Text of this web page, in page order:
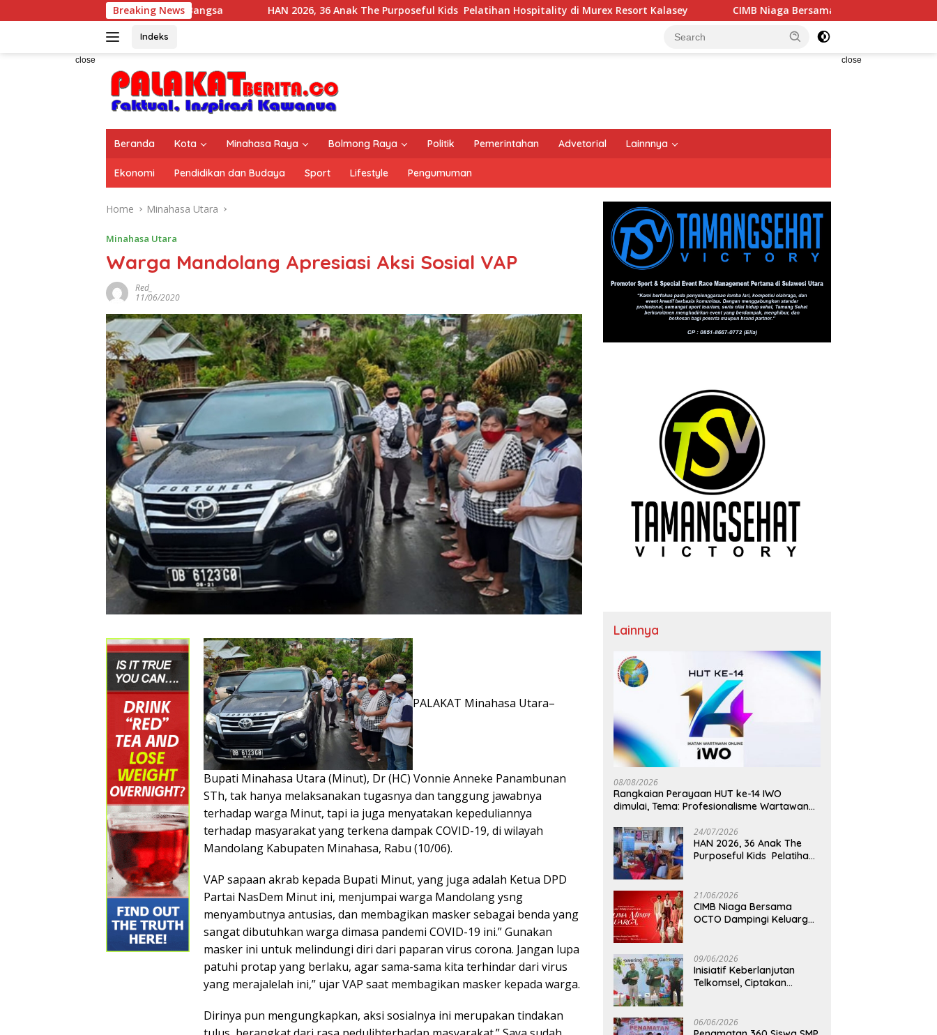
to
Breaking News
Bagi Kebaikan Bangsa HAN 2026, 36 Anak The Purposeful Kids Pelatihan Hospitality di Murex Resort Kalasey CIMB Niaga Bersama OCTO Dampingi Keluarga
Indeks
close close
Beranda Kota Minahasa Raya Bolmong Raya Politik Pemerintahan Advetorial Lainnnya
Ekonomi Pendidikan dan Budaya Sport Lifestyle Pengumuman
Home Minahasa Utara
Minahasa Utara
Warga Mandolang Apresiasi Aksi Sosial VAP
Red_
11/06/2020
PALAKAT Minahasa Utara–
Bupati Minahasa Utara (Minut), Dr (HC) Vonnie Anneke Panambunan
STh, tak hanya melaksanakan tugasnya dan tanggung jawabnya
terhadap warga Minut, tapi ia juga menyatakan kepeduliannya
terhadap masyarakat yang terkena dampak COVID-19, di wilayah
Mandolang Kabupaten Minahasa, Rabu (10/06).
VAP sapaan akrab kepada Bupati Minut, yang juga adalah Ketua DPD
Partai NasDem Minut ini, menjumpai warga Mandolang ysng
menyambutnya antusias, dan membagikan masker sebagai benda yang
sangat dibutuhkan warga dimasa pandemi COVID-19 ini.” Gunakan
masker ini untuk melindungi diri dari paparan virus corona. Jangan lupa
patuhi protap yang berlaku, agar sama-sama kita terhindar dari virus
yang merajalelah ini,” ujar VAP saat membagikan masker kepada warga.
Dirinya pun mengungkapkan, aksi sosialnya ini merupakan tindakan
Lainnya
08/08/2026
Rangkaian Perayaan HUT ke-14 IWO
dimulai, Tema: Profesionalisme Wartawan
24/07/2026
HAN 2026, 36 Anak The
Purposeful Kids Pelatihan
21/06/2026
CIMB Niaga Bersama
OCTO Dampingi Keluarga
09/06/2026
Inisiatif Keberlanjutan
Telkomsel, Ciptakan
06/06/2026